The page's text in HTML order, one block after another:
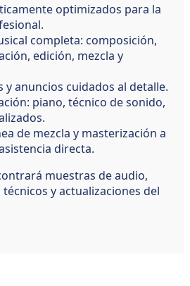
optimizados para la
completa: composición,
edición, mezcla y
y anuncios cuidados al detalle.
piano, técnico de sonido,
de mezcla y masterización a
directa.
muestras de audio,
y actualizaciones del